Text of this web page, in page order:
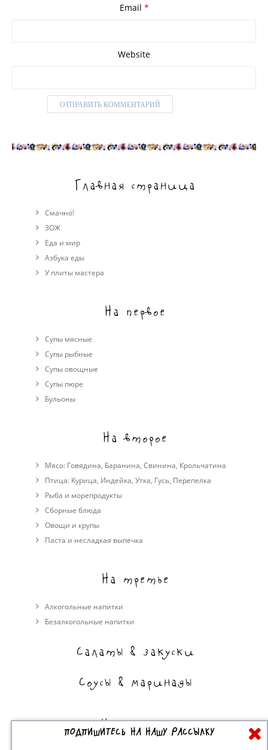
Email *
Website
Главная страница
Смачно!
ЗОЖ
Еда и мир
Азбука еды
У плиты мастера
На первое
Супы мясные
Супы рыбные
Супы овощные
Cупы пюре
Бульоны
На второе
Мясо: Говядина, Баранина, Свинина, Крольчатина
Птица: Курица, Индейка, Утка, Гусь, Перепелка
Рыба и морепродукты
Сборные блюда
Овощи и крупы
Паста и несладкая выпечка
На третье
Алкогольные напитки
Безалкогольные напитки
Салаты & закуски
Соусы & маринады
На сладкое
ПОДПИШИТЕСЬ НА НАШУ РАССЫЛКУ